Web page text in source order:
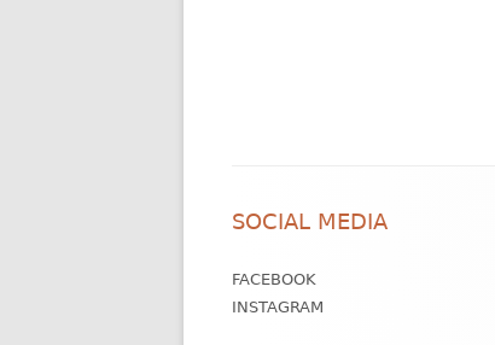
Inhalt
SOCIAL MEDIA
FACEBOOK
INSTAGRAM